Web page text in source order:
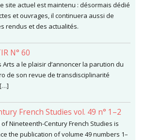
site actuel est maintenu : désormais dédié
et ouvrages, il continuera aussi de
rendus et des actualités.
N° 60
Arts a le plaisir d’annoncer la parution du
de son revue de transdisciplinarité
French Studies vol. 49 n° 1–2
Nineteenth-Century French Studies is
the publication of volume 49 numbers 1–